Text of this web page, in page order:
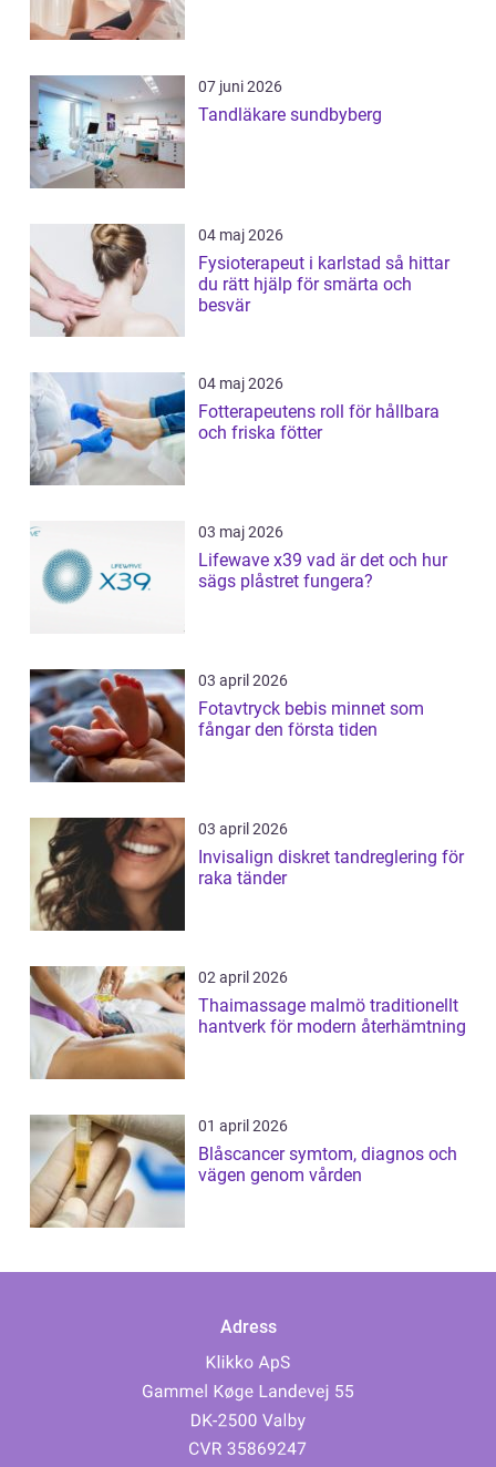
07 juni 2026
Tandläkare sundbyberg
04 maj 2026
Fysioterapeut i karlstad så hittar
du rätt hjälp för smärta och
besvär
04 maj 2026
Fotterapeutens roll för hållbara
och friska fötter
03 maj 2026
Lifewave x39 vad är det och hur
sägs plåstret fungera?
03 april 2026
Fotavtryck bebis minnet som
fångar den första tiden
03 april 2026
Invisalign diskret tandreglering för
raka tänder
02 april 2026
Thaimassage malmö traditionellt
hantverk för modern återhämtning
01 april 2026
Blåscancer symtom, diagnos och
vägen genom vården
Adress